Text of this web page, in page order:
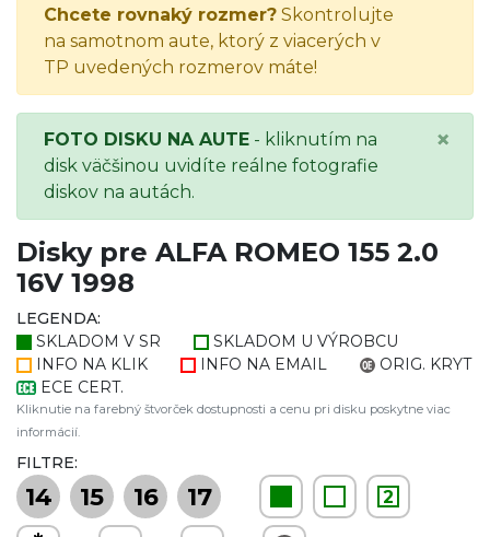
Chcete rovnaký rozmer? Skontrolujte
na samotnom aute, ktorý z viacerých v
TP uvedených rozmerov máte!
FOTO DISKU NA AUTE - kliknutím na
disk väčšinou uvidíte reálne fotografie
diskov na autách.
×
Disky pre ALFA ROMEO 155 2.0
16V 1998
LEGENDA:
SKLADOM V SR
SKLADOM U VÝROBCU
INFO NA KLIK
INFO NA EMAIL
ORIG. KRYT
ECE CERT.
Kliknutie na farebný štvorček dostupnosti a cenu pri disku poskytne viac
informácií.
FILTRE:
14 15 16 17 2